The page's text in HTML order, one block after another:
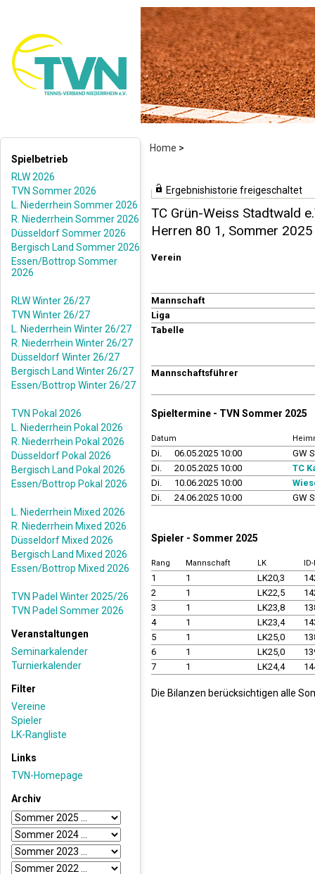
Home >
Spielbetrieb
RLW 2026
TVN Sommer 2026
L. Niederrhein Sommer 2026
R. Niederrhein Sommer 2026
Düsseldorf Sommer 2026
Bergisch Land Sommer 2026
Essen/Bottrop Sommer
2026
RLW Winter 26/27
TVN Winter 26/27
L. Niederrhein Winter 26/27
R. Niederrhein Winter 26/27
Düsseldorf Winter 26/27
Bergisch Land Winter 26/27
Essen/Bottrop Winter 26/27
TVN Pokal 2026
L. Niederrhein Pokal 2026
R. Niederrhein Pokal 2026
Düsseldorf Pokal 2026
Bergisch Land Pokal 2026
Essen/Bottrop Pokal 2026
L. Niederrhein Mixed 2026
R. Niederrhein Mixed 2026
Düsseldorf Mixed 2026
Bergisch Land Mixed 2026
Essen/Bottrop Mixed 2026
TVN Padel Winter 2025/26
TVN Padel Sommer 2026
Veranstaltungen
Seminarkalender
Turnierkalender
Filter
Vereine
Spieler
LK-Rangliste
Links
TVN-Homepage
Archiv
Ergebnishistorie freigeschaltet
TC Grün-Weiss Stadtwald
Herren 80 1, Sommer 2025
Verein
Mannschaft
Liga
Tabelle
Mannschaftsführer
Spieltermine - TVN Sommer 2025
Datum
Di. 06.05.2025 10:00
GW
Di.
20.05.2025 10:00
TC
Di.
10.06.2025 10:00
Di.
24.06.2025 10:00 GW
Spieler - Sommer 2025
Rang Mannschaft LK
1 1 LK20,3
2
1 LK22,5
3
1 LK23,8
4
1 LK23,4
5
1 LK25,0
6
1 LK25,0
7
1 LK24,4
Die Bilanzen berücksichtigen alle